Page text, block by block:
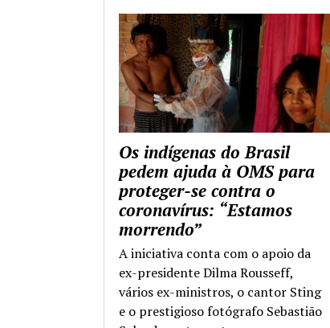
Os indígenas do Brasil
pedem ajuda à OMS para
proteger-se contra o
coronavírus: “Estamos
morrendo”
A iniciativa conta com o apoio da
ex-presidente Dilma Rousseff,
vários ex-ministros, o cantor Sting
e o prestigioso fotógrafo Sebastião